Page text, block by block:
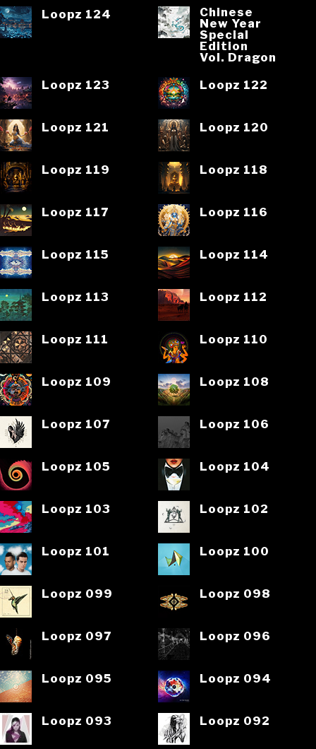
Loopz 124
Chinese
New Year
Special
Edition
Vol. Dragon
Loopz 123
Loopz 122
Loopz 121 Loopz 120
Loopz 119 Loopz 118
Loopz 117 Loopz 116
Loopz 115 Loopz 114
Loopz 113 Loopz 112
Loopz 111 Loopz 110
Loopz 109 Loopz 108
Loopz 107 Loopz 106
Loopz 105 Loopz 104
Loopz 103 Loopz 102
Loopz 101 Loopz 100
Loopz 099 Loopz 098
Loopz 097 Loopz 096
Loopz 095 Loopz 094
Loopz 093 Loopz 092